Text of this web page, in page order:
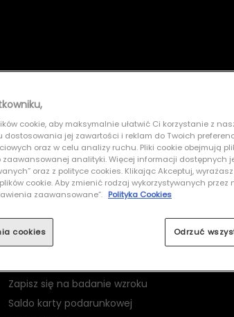
PLD 4130/S/X 807
MOJE GRAND OPTICAL
Logowanie
Zapisz się na badanie wzroku
Saldo karty podarunkowej
cookie, aby maksymalnie ułatwić Ci korzystanie z
dostosowania jej zawartości i reklam do Twoich
oraz w celu analizy ruchu. Pliki cookie obejmują
zaawansowanej analityki. Więcej informacji dostępnych
oraz z polityce cookies. Klikając Akceptuj,
cookie. Aby zmienić rodzaj wykorzystywanych przez
zaawansowane”. Polityka Cookies
cookies Odrzuć